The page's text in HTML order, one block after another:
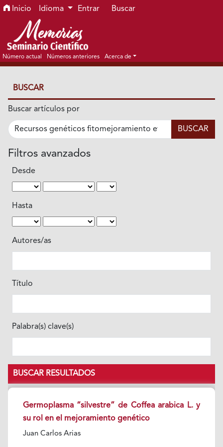
Ir al menú de navegación principal
Ir al contenido principal
Ir al pie de página del sitio
Inicio Idioma Entrar Buscar
Número actual Números anteriores Acerca de
BUSCAR
Buscar artículos por
Filtros avanzados
Desde
Hasta
Autores/as
Título
Palabra(s) clave(s)
BUSCAR RESULTADOS
Germoplasma “silvestre” de Coffea arabica L. y
su rol en el mejoramiento genético
Juan Carlos Arias